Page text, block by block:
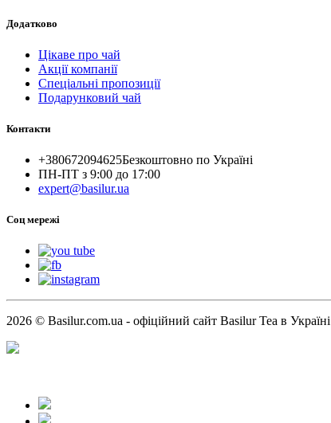
Додатково
Цікаве про чай
Акції компанії
Спеціальні пропозиції
Подарунковий чай
Контакти
+380672094625Безкоштовно по Україні
ПН-ПТ з 9:00 до 17:00
expert@basilur.ua
Cоц мережі
2026 © Basilur.com.ua - офіційний сайт Basilur Tea в Україні